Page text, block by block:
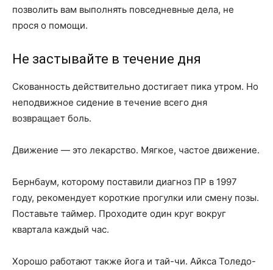
позволить вам выполнять повседневные дела, не
прося о помощи.
Не застывайте в течение дня
Скованность действительно достигает пика утром. Но
неподвижное сидение в течение всего дня
возвращает боль.
Движение — это лекарство. Мягкое, частое движение.
Бернбаум, которому поставили диагноз ПР в 1997
году, рекомендует короткие прогулки или смену позы.
Поставьте таймер. Проходите один круг вокруг
квартала каждый час.
Хорошо работают также йога и тай-чи. Айкса Толедо-